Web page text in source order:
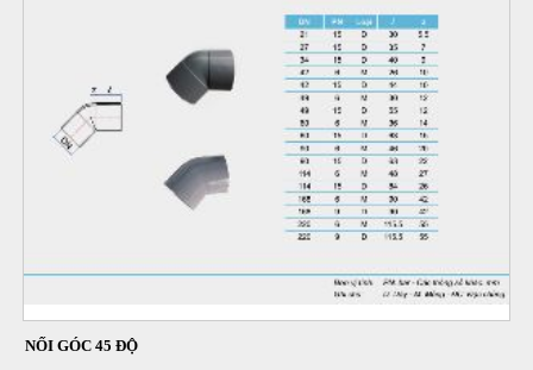
NỐI GÓC 45 ĐỘ